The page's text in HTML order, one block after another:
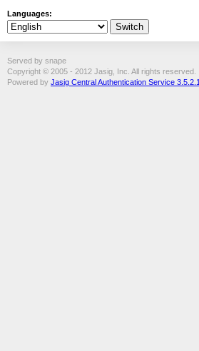
Languages:
Served by snape
Copyright © 2005 - 2012 Jasig, Inc. All rights reserved.
Powered by Jasig Central Authentication Service 3.5.2.1